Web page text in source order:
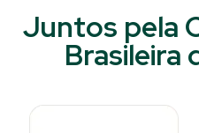
Juntos pela
Brasileira